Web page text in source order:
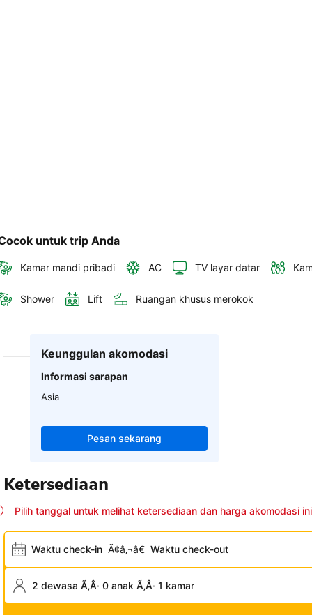
untuk trip Anda
Kamar mandi pribadi AC TV layar datar
Shower Lift Ruangan khusus merokok
Keunggulan akomodasi
Informasi sarapan
Asia
Pesan sekarang
Ketersediaan
Pilih tanggal untuk melihat ketersediaan dan harga akomodasi ini
Waktu check-in Ã¢â‚¬â€ Waktu check-out
2 dewasa Ã‚Â· 0 anak Ã‚Â· 1 kamar